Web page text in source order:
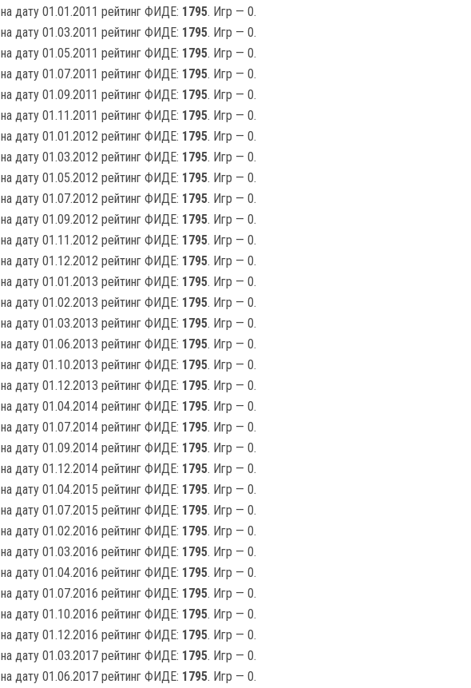
на дату 01.01.2011 рейтинг ФИДЕ: 1795. Игр — 0.
на дату 01.03.2011 рейтинг ФИДЕ: 1795. Игр — 0.
на дату 01.05.2011 рейтинг ФИДЕ: 1795. Игр — 0.
на дату 01.07.2011 рейтинг ФИДЕ: 1795. Игр — 0.
на дату 01.09.2011 рейтинг ФИДЕ: 1795. Игр — 0.
на дату 01.11.2011 рейтинг ФИДЕ: 1795. Игр — 0.
на дату 01.01.2012 рейтинг ФИДЕ: 1795. Игр — 0.
на дату 01.03.2012 рейтинг ФИДЕ: 1795. Игр — 0.
на дату 01.05.2012 рейтинг ФИДЕ: 1795. Игр — 0.
на дату 01.07.2012 рейтинг ФИДЕ: 1795. Игр — 0.
на дату 01.09.2012 рейтинг ФИДЕ: 1795. Игр — 0.
на дату 01.11.2012 рейтинг ФИДЕ: 1795. Игр — 0.
на дату 01.12.2012 рейтинг ФИДЕ: 1795. Игр — 0.
на дату 01.01.2013 рейтинг ФИДЕ: 1795. Игр — 0.
на дату 01.02.2013 рейтинг ФИДЕ: 1795. Игр — 0.
на дату 01.03.2013 рейтинг ФИДЕ: 1795. Игр — 0.
на дату 01.06.2013 рейтинг ФИДЕ: 1795. Игр — 0.
на дату 01.10.2013 рейтинг ФИДЕ: 1795. Игр — 0.
на дату 01.12.2013 рейтинг ФИДЕ: 1795. Игр — 0.
на дату 01.04.2014 рейтинг ФИДЕ: 1795. Игр — 0.
на дату 01.07.2014 рейтинг ФИДЕ: 1795. Игр — 0.
на дату 01.09.2014 рейтинг ФИДЕ: 1795. Игр — 0.
на дату 01.12.2014 рейтинг ФИДЕ: 1795. Игр — 0.
на дату 01.04.2015 рейтинг ФИДЕ: 1795. Игр — 0.
на дату 01.07.2015 рейтинг ФИДЕ: 1795. Игр — 0.
на дату 01.02.2016 рейтинг ФИДЕ: 1795. Игр — 0.
на дату 01.03.2016 рейтинг ФИДЕ: 1795. Игр — 0.
на дату 01.04.2016 рейтинг ФИДЕ: 1795. Игр — 0.
на дату 01.07.2016 рейтинг ФИДЕ: 1795. Игр — 0.
на дату 01.10.2016 рейтинг ФИДЕ: 1795. Игр — 0.
на дату 01.12.2016 рейтинг ФИДЕ: 1795. Игр — 0.
на дату 01.03.2017 рейтинг ФИДЕ: 1795. Игр — 0.
на дату 01.06.2017 рейтинг ФИДЕ: 1795. Игр — 0.